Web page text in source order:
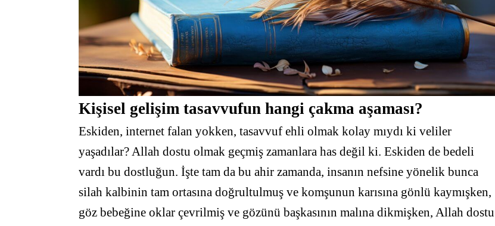
Kişisel gelişim tasavvufun hangi çakma aşaması?
Eskiden, internet falan yokken, tasavvuf ehli olmak kolay mıydı ki veliler
yaşadılar? Allah dostu olmak geçmiş zamanlara has değil ki. Eskiden de bedeli
vardı bu dostluğun. İşte tam da bu ahir zamanda, insanın nefsine yönelik bunca
silah kalbinin tam ortasına doğrultulmuş ve komşunun karısına gönlü kaymışken,
göz bebeğine oklar çevrilmiş ve gözünü başkasının malına dikmişken, Allah dostu